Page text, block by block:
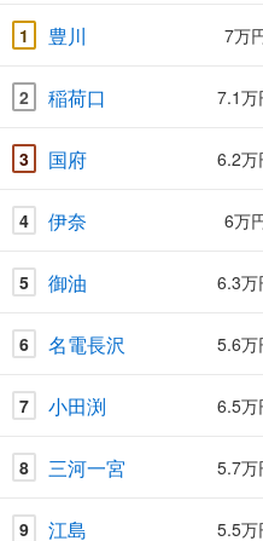
1 豊川 7万
2 稲荷口 7.1万
3 国府 6.2万
4 伊奈 6万
5 御油 6.3万
6 名電長沢 5.6万
7 小田渕 6.5万
8 三河一宮 5.7万
9 江島 5.5万